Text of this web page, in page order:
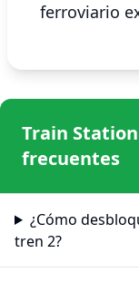
ferroviario
Train
frecuentes
¿Cómo
tren 2?